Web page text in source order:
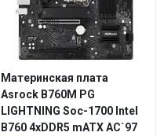
Материнская плата
Asrock B760M PG
LIGHTNING Soc-1700 Intel
B760 4xDDR5 mATX AC`97